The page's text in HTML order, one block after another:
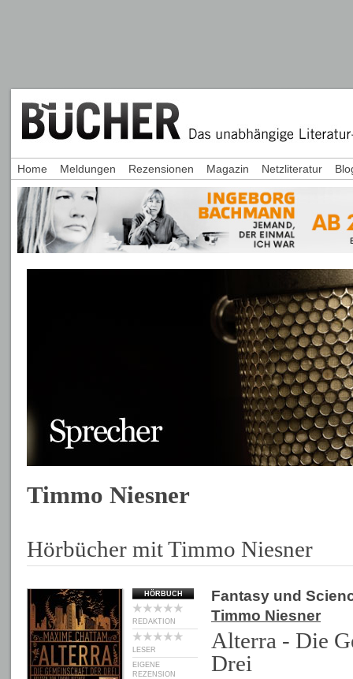
Timmo Niesner
Hörbücher mit Timmo Niesner
HÖRBUCH
REDAKTION
LESER
EIGENE
REZENSION
Fantasy und
Timmo Niesner
Alterra - Die
Drei
Home Meldungen Rezensionen Magazin Netzliteratur